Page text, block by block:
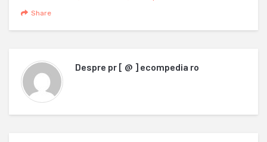
Share
Despre pr [ @ ] ecompedia ro